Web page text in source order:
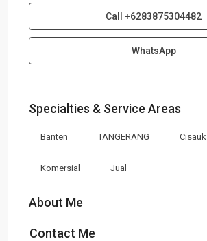
Call +6283875304482
WhatsApp
Specialties & Service Areas
Banten TANGERANG Cisauk
Komersial Jual
About Me
Contact Me